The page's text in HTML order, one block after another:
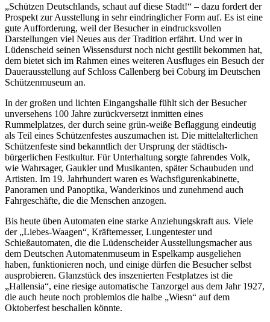
„Schützen Deutschlands, schaut auf diese Stadt!“ – dazu fordert der
Prospekt zur Ausstellung in sehr eindringlicher Form auf. Es ist eine
gute Aufforderung, weil der Besucher in eindrucksvollen
Darstellungen viel Neues aus der Tradition erfährt. Und wer in
Lüdenscheid seinen Wissensdurst noch nicht gestillt bekommen hat,
dem bietet sich im Rahmen eines weiteren Ausfluges ein Besuch der
Dauerausstellung auf Schloss Callenberg bei Coburg im Deutschen
Schützenmuseum an.
In der großen und lichten Eingangshalle fühlt sich der Besucher
unversehens 100 Jahre zurückversetzt inmitten eines
Rummelplatzes, der durch seine grün-weiße Beflaggung eindeutig
als Teil eines Schützenfestes auszumachen ist. Die mittelalterlichen
Schützenfeste sind bekanntlich der Ursprung der städtisch-
bürgerlichen Festkultur. Für Unterhaltung sorgte fahrendes Volk,
wie Wahrsager, Gaukler und Musikanten, später Schaubuden und
Artisten. Im 19. Jahrhundert waren es Wachsfigurenkabinette,
Panoramen und Panoptika, Wanderkinos und zunehmend auch
Fahrgeschäfte, die die Menschen anzogen.
Bis heute üben Automaten eine starke Anziehungskraft aus. Viele
der „Liebes-Waagen“, Kräftemesser, Lungentester und
Schießautomaten, die die Lüdenscheider Ausstellungsmacher aus
dem Deutschen Automatenmuseum in Espelkamp ausgeliehen
haben, funktionieren noch, und einige dürfen die Besucher selbst
ausprobieren. Glanzstück des inszenierten Festplatzes ist die
„Hallensia“, eine riesige automatische Tanzorgel aus dem Jahr 1927,
die auch heute noch problemlos die halbe „Wiesn“ auf dem
Oktoberfest beschallen könnte.